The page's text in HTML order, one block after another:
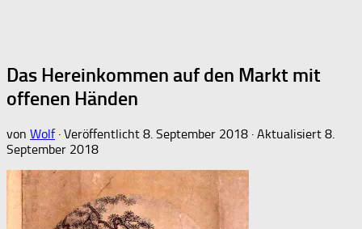
Das Hereinkommen auf den Markt mit
offenen Händen
von Wolf · Veröffentlicht 8. September 2018 · Aktualisiert 8.
September 2018